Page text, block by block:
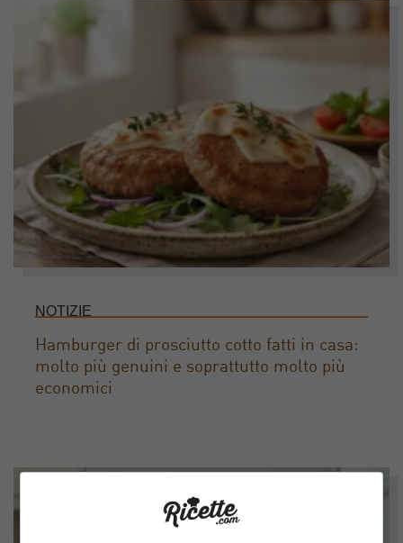
NOTIZIE
Hamburger di prosciutto cotto fatti in casa:
molto più genuini e soprattutto molto più
economici